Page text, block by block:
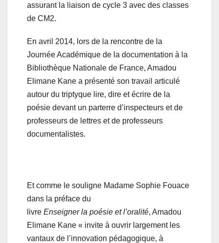
assurant la liaison de cycle 3 avec des classes
de CM2.
En avril 2014, lors de la rencontre de la
Journée Académique de la documentation à la
Bibliothèque Nationale de France, Amadou
Elimane Kane a présenté son travail articulé
autour du triptyque lire, dire et écrire de la
poésie devant un parterre d’inspecteurs et de
professeurs de lettres et de professeurs
documentalistes.
Et comme le souligne Madame Sophie Fouace
dans la préface du
livre Enseigner la poésie et l’oralité, Amadou
Elimane Kane « invite à ouvrir largement les
vantaux de l’innovation pédagogique, à